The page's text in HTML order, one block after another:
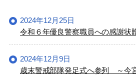
2024年12月25日
令和６年優良警察職員への感謝状
2024年12月9日
歳末警戒部隊発足式へ参列 ～今